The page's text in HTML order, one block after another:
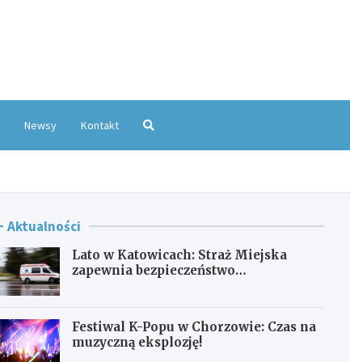
Newsy Kontakt
Aktualności
Lato w Katowicach: Straż Miejska
zapewnia bezpieczeństwo
Festiwal K-Popu w Chorzowie: Czas na
muzyczną eksplozję!